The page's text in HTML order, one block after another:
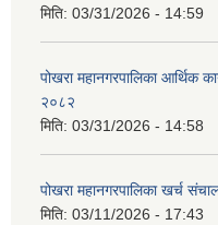
मिति: 03/31/2026 - 14:59
पोखरा महानगरपालिका आर्थिक
२०८२
मिति: 03/31/2026 - 14:58
पोखरा महानगरपालिका खर्च
मिति: 03/11/2026 - 17:43